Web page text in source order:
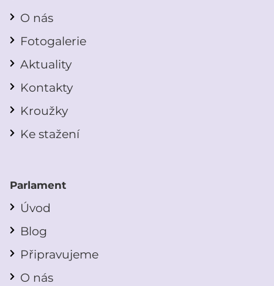
O nás
Fotogalerie
Aktuality
Kontakty
Kroužky
Ke stažení
Parlament
Úvod
Blog
Připravujeme
O nás